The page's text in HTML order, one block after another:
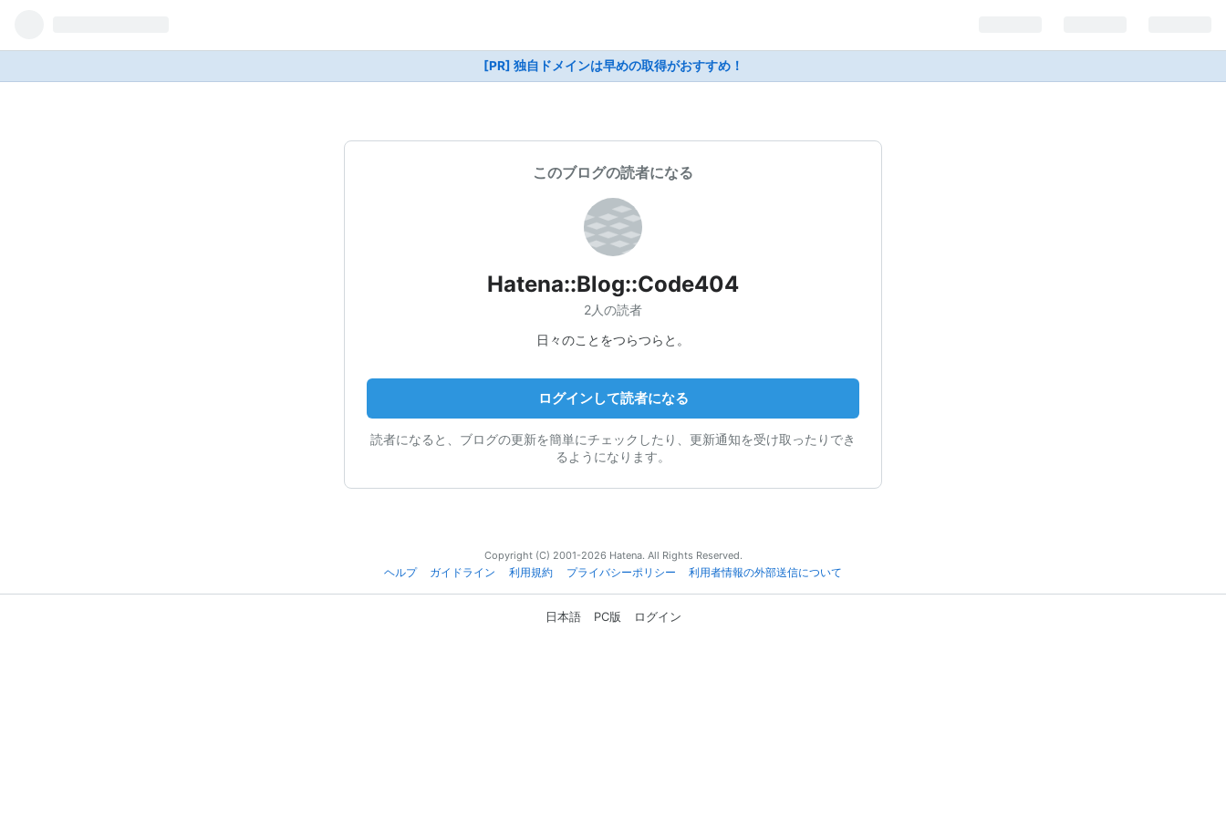
[PR] 独自ドメインは早めの取得がおすすめ！
このブログの読者になる
Hatena::Blog::Code404
2人の読者
日々のことをつらつらと。
ログインして読者になる
読者になると、ブログの更新を簡単にチェックしたり、更新通知を受け取ったりでき
るようになります。
Copyright (C) 2001-2026 Hatena. All Rights Reserved.
ヘルプ
ガイドライン 利用規約 プライバシーポリシー 利用者情報の外部送信について
日本語 PC版 ログイン